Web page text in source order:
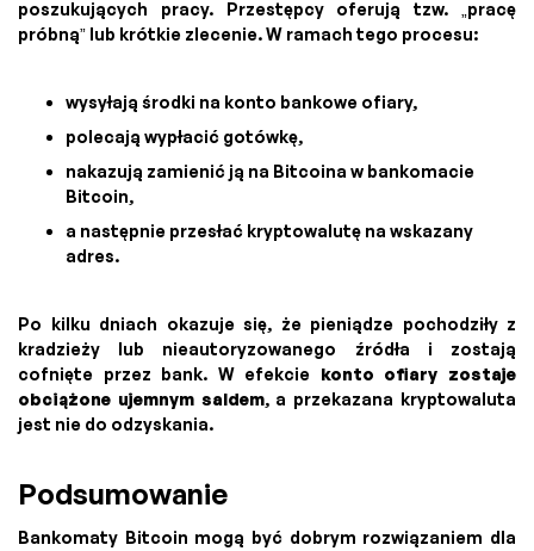
poszukujących pracy. Przestępcy oferują tzw. „pracę
próbną” lub krótkie zlecenie. W ramach tego procesu:
wysyłają środki na konto bankowe ofiary,
polecają wypłacić gotówkę,
nakazują zamienić ją na Bitcoina w bankomacie
Bitcoin,
a następnie przesłać kryptowalutę na wskazany
adres.
Po kilku dniach okazuje się, że pieniądze pochodziły z
kradzieży lub nieautoryzowanego źródła i zostają
cofnięte przez bank. W efekcie konto ofiary zostaje
obciążone ujemnym saldem, a przekazana kryptowaluta
jest nie do odzyskania.
Podsumowanie
Bankomaty Bitcoin mogą być dobrym rozwiązaniem dla